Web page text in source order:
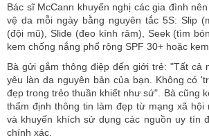
Bác sĩ McCann khuyến nghị các gia đình
vệ da mỗi ngày bằng nguyên tắc 5S: Slip
(đội mũ), Slide (đeo kính râm), Seek (tìm
kem chống nắng phổ rộng SPF 30+ hoặc
Bà gửi gắm thông điệp đến giới trẻ: "Tất cả
yêu làn da nguyên bản của bạn. Không có
đẹp trong trẻo thuần khiết như sứ". Bà cũng
thẩm định thông tin làm đẹp từ mạng xã hội
và khuyến khích sử dụng các nguồn uy tín
chính xác.